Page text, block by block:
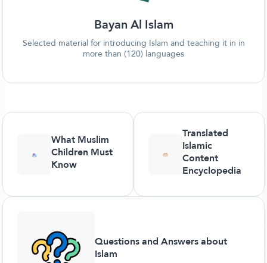
Bayan Al Islam
Selected material for introducing Islam and teaching it in in
more than (120) languages
What Muslim
Children Must
Know
Translated
Islamic
Content
Encyclopedia
Questions and Answers about
Islam